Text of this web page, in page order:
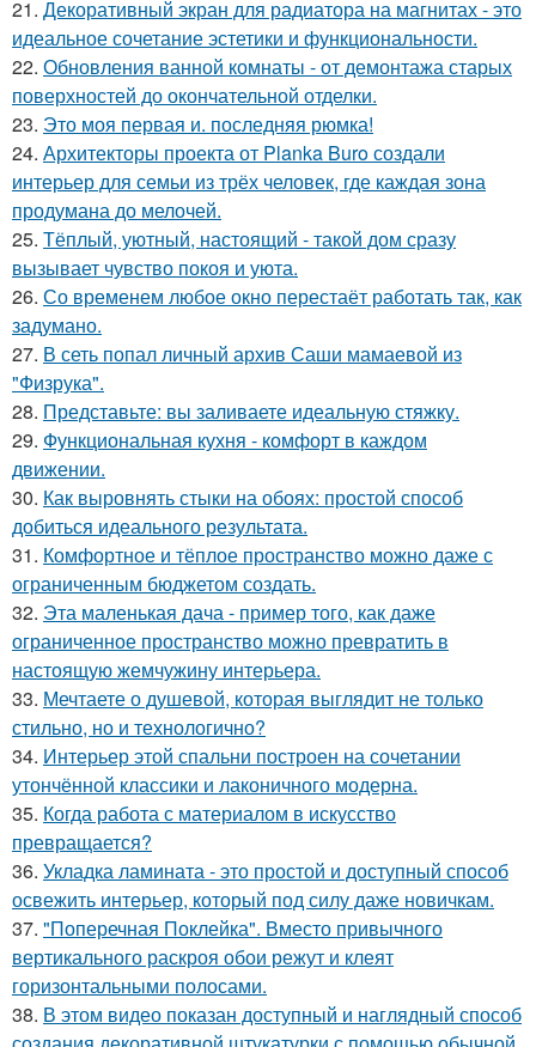
21. Декоративный экран для радиатора на магнитах - это
идеальное сочетание эстетики и функциональности.
22. Обновления ванной комнаты - от демонтажа старых
поверхностей до окончательной отделки.
23. Это моя первая и. последняя рюмка!
24. Архитекторы проекта от Planka Buro создали
интерьер для семьи из трёх человек, где каждая зона
продумана до мелочей.
25. Тёплый, уютный, настоящий - такой дом сразу
вызывает чувство покоя и уюта.
26. Со временем любое окно перестаёт работать так, как
задумано.
27. В сеть попал личный архив Саши мамаевой из
"Физрука".
28. Представьте: вы заливаете идеальную стяжку.
29. Функциональная кухня - комфорт в каждом
движении.
30. Как выровнять стыки на обоях: простой способ
добиться идеального результата.
31. Комфортное и тёплое пространство можно даже с
ограниченным бюджетом создать.
32. Эта маленькая дача - пример того, как даже
ограниченное пространство можно превратить в
настоящую жемчужину интерьера.
33. Мечтаете о душевой, которая выглядит не только
стильно, но и технологично?
34. Интерьер этой спальни построен на сочетании
утончённой классики и лаконичного модерна.
35. Когда работа с материалом в искусство
превращается?
36. Укладка ламината - это простой и доступный способ
освежить интерьер, который под силу даже новичкам.
37. "Поперечная Поклейка". Вместо привычного
вертикального раскроя обои режут и клеят
горизонтальными полосами.
38. В этом видео показан доступный и наглядный способ